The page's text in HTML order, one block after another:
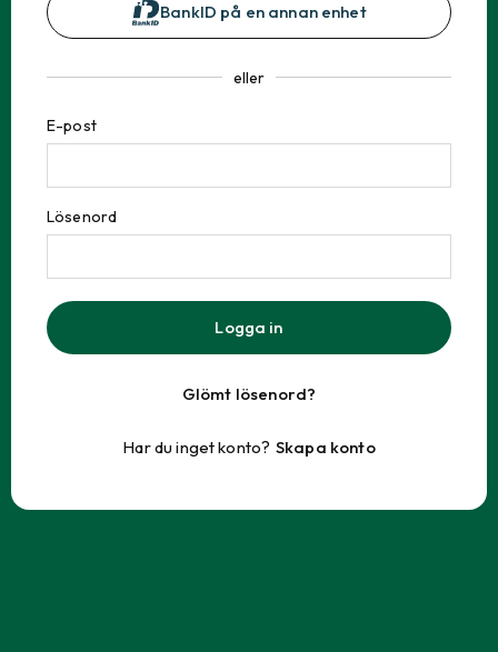
BankID på en annan enhet
eller
E-post
Lösenord
Logga in
Glömt lösenord?
Har du inget konto? Skapa konto